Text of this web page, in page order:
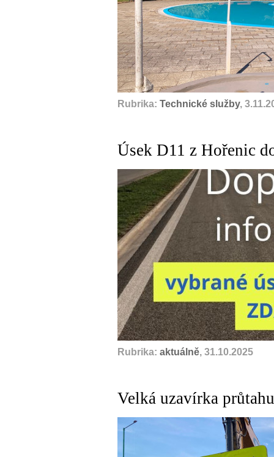
Rubrika: Technické služby,
Úsek D11 z Hořenic
Rubrika: aktuálně, 31.10.2025
Velká uzavírka